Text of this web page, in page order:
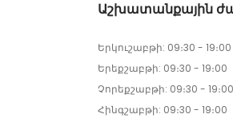
Աշխատանքային
Երկուշաբթի: 09։30 - 19։00
Երեքշաբթի: 09։30 - 19։00
Չորեքշաբթի: 09։30 - 19։00
Հինգշաբթի: 09։30 - 19։00